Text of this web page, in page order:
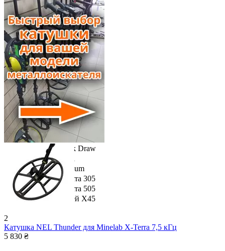
Explorer
F11
F4
F44
F5
F70
Gamma
Gold Bug
GTI 1500
GTI 2000
Land Ranger
Omega
Platinum
Quest Q20, 40
Quick Draw
Safari
Titanium
X-Terra 305
X-Terra 505
Кощей Х45
2
Катушка NEL Thunder для Minelab X-Terra 7,5 кГц
5 830 ₴